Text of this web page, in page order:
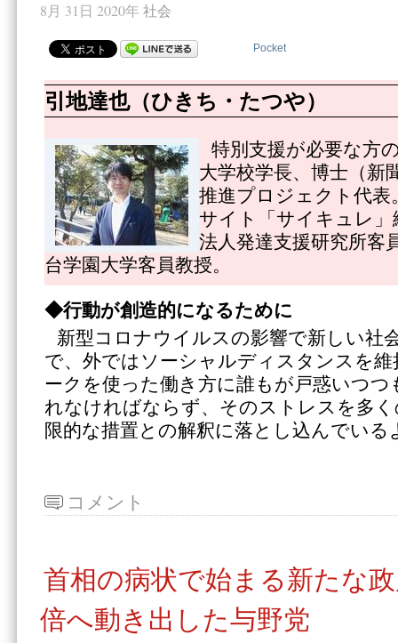
8月 31日 2020年 社会
Pocket
引地達也（ひきち・たつや）
特別支援が必要な方
大学校学長、博士（新
推進プロジェクト代表
サイト「サイキュレ」
法人発達支援研究所客
台学園大学客員教授。
◆行動が創造的になるために
新型コロナウイルスの影響で新しい社
で、外ではソーシャルディスタンスを
ークを使った働き方に誰もが戸惑いつつ
れなければならず、そのストレスを多
限的な措置との解釈に落とし込んでいる
コメント
首相の病状で始まる新たな
倍へ動き出した与野党